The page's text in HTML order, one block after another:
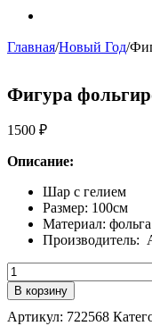
Главная/Новый Год/
Фигура
1500 ₽
Описание:
Шар с гелием
Размер: 100см
Материал: фольга
Количество
Фигура
фольгированная
"Щелкунчик"
В корзину
Артикул: 722568